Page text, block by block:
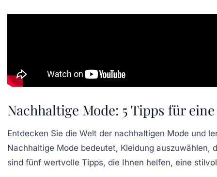
Nachhaltige Mode: 5 Tipps für
Entdecken Sie die Welt der nachhaltigen Mode und
Nachhaltige Mode bedeutet, Kleidung auszuwählen,
sind fünf wertvolle Tipps, die Ihnen helfen, eine